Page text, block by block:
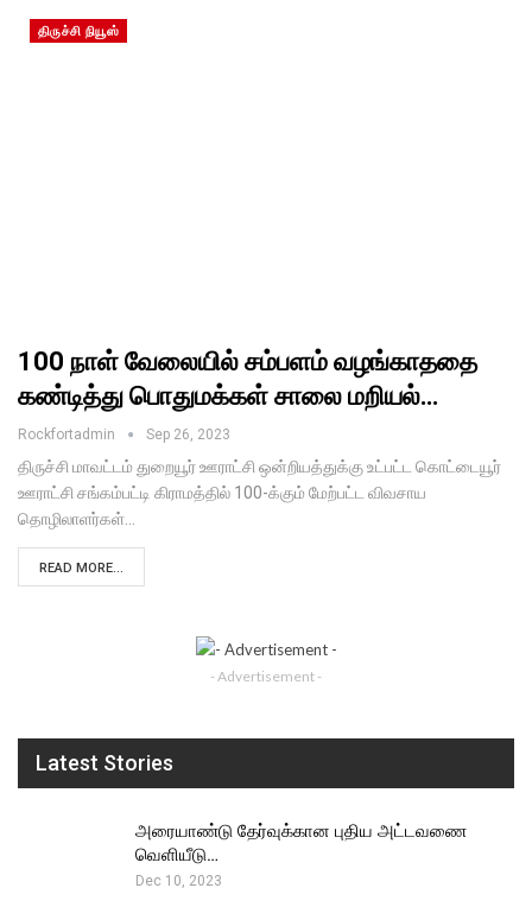
திருச்சி நியூஸ்
100 நாள் வேலையில் சம்பளம் வழங்காததை
கண்டித்து பொதுமக்கள் சாலை மறியல்…
Rockfortadmin Sep 26, 2023
திருச்சி மாவட்டம் துறையூர் ஊராட்சி ஒன்றியத்துக்கு உட்பட்ட கொட்டையூர்
ஊராட்சி சங்கம்பட்டி கிராமத்தில் 100-க்கும் மேற்பட்ட விவசாய
தொழிலாளர்கள்…
READ MORE...
- Advertisement -
Latest Stories
அரையாண்டு தேர்வுக்கான புதிய அட்டவணை
வெளியீடு…
Dec 10, 2023